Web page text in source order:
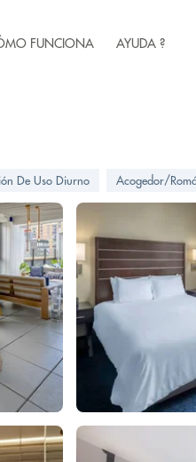
FUNCIONA AYUDA ?
De Uso Diurno Acogedor/